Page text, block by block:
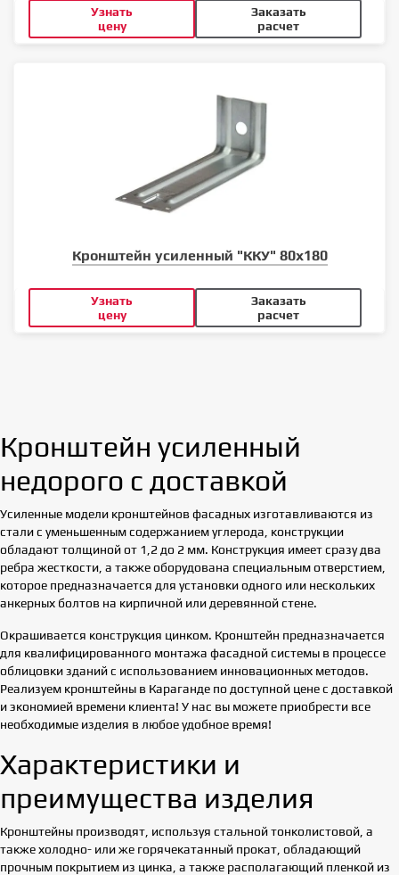
Узнать
цену
Заказать
расчет
Кронштейн усиленный "ККУ" 80х180
Узнать
цену
Заказать
расчет
Кронштейн усиленный
недорого с доставкой
Усиленные модели кронштейнов фасадных изготавливаются из
стали с уменьшенным содержанием углерода, конструкции
обладают толщиной от 1,2 до 2 мм. Конструкция имеет сразу два
ребра жесткости, а также оборудована специальным отверстием,
которое предназначается для установки одного или нескольких
анкерных болтов на кирпичной или деревянной стене.
Окрашивается конструкция цинком. Кронштейн предназначается
для квалифицированного монтажа фасадной системы в процессе
облицовки зданий с использованием инновационных методов.
Реализуем кронштейны в Караганде по доступной цене с доставкой
и экономией времени клиента! У нас вы можете приобрести все
необходимые изделия в любое удобное время!
Характеристики и
преимущества изделия
Кронштейны производят, используя стальной тонколистовой, а
также холодно- или же горячекатанный прокат, обладающий
прочным покрытием из цинка, а также располагающий пленкой из